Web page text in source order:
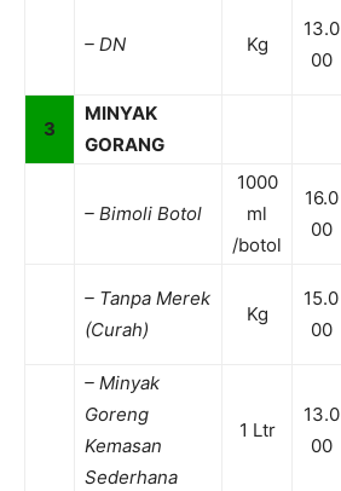
– DN Kg
13.0
00
3
MINYAK
GORANG
– Bimoli Botol
1000
ml
/botol
16.0
00
– Tanpa Merek
(Curah)
Kg
15.0
00
– Minyak
Goreng
Kemasan
Sederhana
1 Ltr
13.0
00